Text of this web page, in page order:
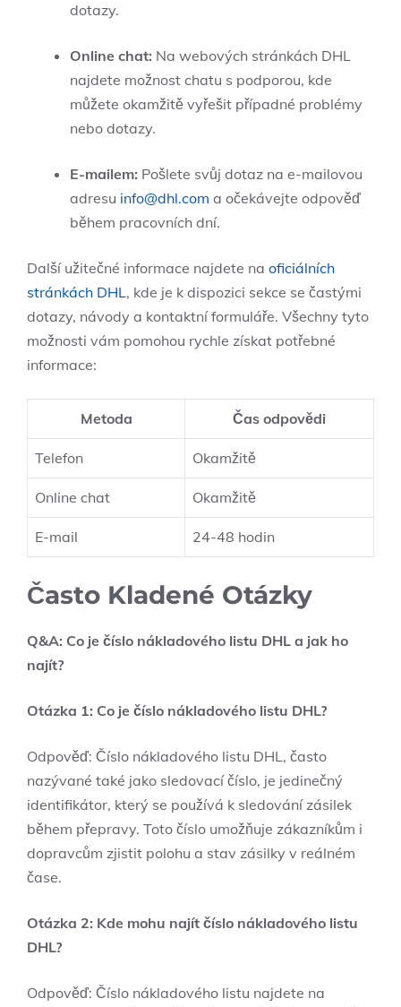
dotazy.
Online chat: Na webových stránkách DHL
najdete možnost chatu s podporou, kde
můžete okamžitě vyřešit případné problémy
nebo dotazy.
E-mailem: Pošlete svůj dotaz na e-mailovou
adresu info@dhl.com a očekávejte odpověď
během pracovních dní.
Další užitečné informace najdete na oficiálních
stránkách DHL, kde je k dispozici sekce se častými
dotazy, návody a kontaktní formuláře. Všechny tyto
možnosti vám pomohou rychle získat potřebné
informace:
Metoda Čas odpovědi
Telefon Okamžitě
Online chat Okamžitě
E-mail 24-48 hodin
Často Kladené Otázky
Q&A: Co je číslo nákladového listu DHL a jak ho
najít?
Otázka 1: Co je číslo nákladového listu DHL?
Odpověď: Číslo nákladového listu DHL, často
nazývané také jako sledovací číslo, je jedinečný
identifikátor, který se používá k sledování zásilek
během přepravy. Toto číslo umožňuje zákazníkům i
dopravcům zjistit polohu a stav zásilky v reálném
čase.
Otázka 2: Kde mohu najít číslo nákladového listu
DHL?
Odpověď: Číslo nákladového listu najdete na